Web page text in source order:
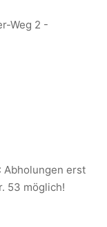
Weg 2 -
Abholungen erst
53 möglich!